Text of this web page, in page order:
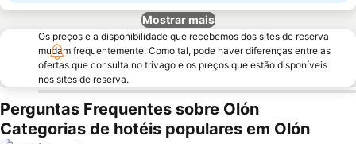
Mostrar mais
Os preços e a disponibilidade que recebemos dos sites de reserva
mudam frequentemente. Como tal, pode haver diferenças entre as
ofertas que consulta no trivago e os preços que estão disponíveis
nos sites de reserva.
Perguntas Frequentes sobre Olón
Categorias de hotéis populares em Olón